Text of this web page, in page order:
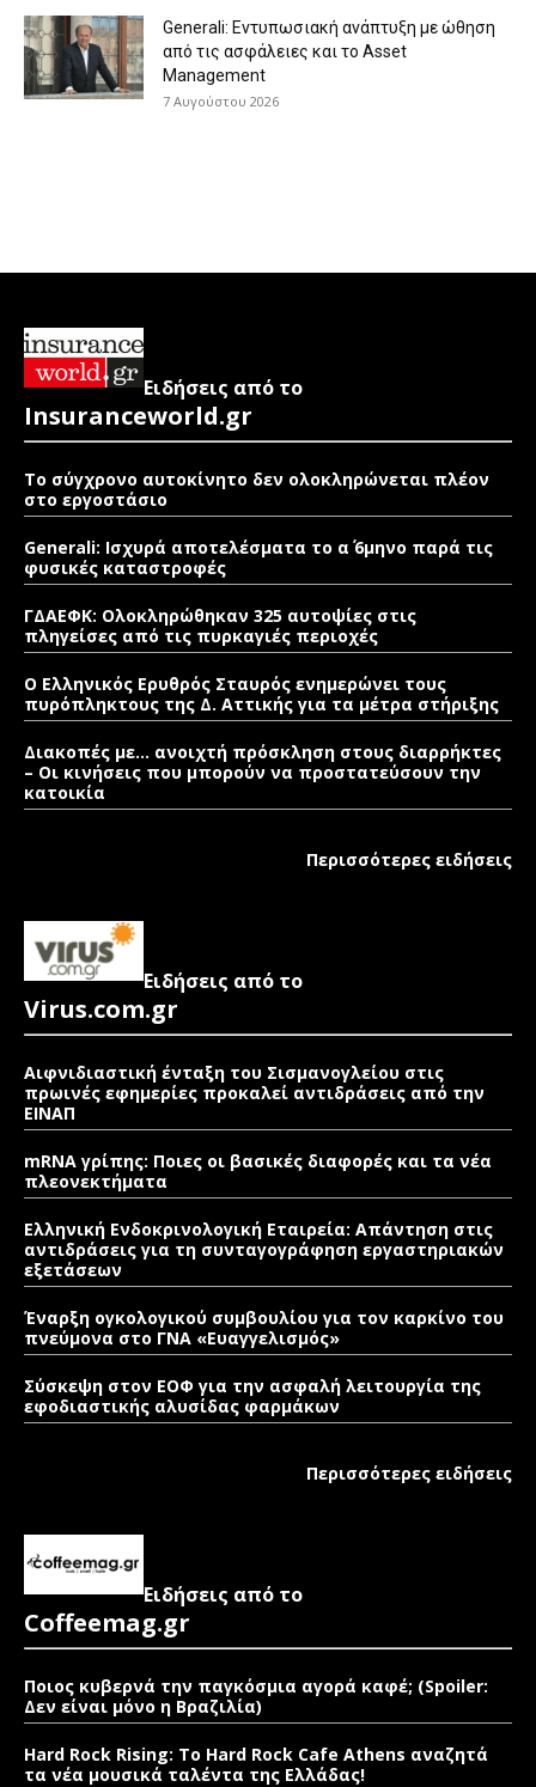
Generali: Eντυπωσιακή ανάπτυξη με ώθηση
από τις ασφάλειες και το Asset
Management
7 Αυγούστου 2026
Ειδήσεις από το
Insuranceworld.gr
Το σύγχρονο αυτοκίνητο δεν ολοκληρώνεται πλέον
στο εργοστάσιο
Generali: Ισχυρά αποτελέσματα το α΄ 6μηνο παρά τις
φυσικές καταστροφές
ΓΔΑΕΦΚ: Ολοκληρώθηκαν 325 αυτοψίες στις
πληγείσες από τις πυρκαγιές περιοχές
Ο Ελληνικός Ερυθρός Σταυρός ενημερώνει τους
πυρόπληκτους της Δ. Αττικής για τα μέτρα στήριξης
Διακοπές με… ανοιχτή πρόσκληση στους διαρρήκτες
– Οι κινήσεις που μπορούν να προστατεύσουν την
κατοικία
Περισσότερες ειδήσεις
Ειδήσεις από το
Virus.com.gr
Αιφνιδιαστική ένταξη του Σισμανογλείου στις
πρωινές εφημερίες προκαλεί αντιδράσεις από την
ΕΙΝΑΠ
mRNA γρίπης: Ποιες οι βασικές διαφορές και τα νέα
πλεονεκτήματα
Ελληνική Ενδοκρινολογική Εταιρεία: Απάντηση στις
αντιδράσεις για τη συνταγογράφηση εργαστηριακών
εξετάσεων
Έναρξη ογκολογικού συμβουλίου για τον καρκίνο του
πνεύμονα στο ΓΝΑ «Ευαγγελισμός»
Σύσκεψη στον ΕΟΦ για την ασφαλή λειτουργία της
εφοδιαστικής αλυσίδας φαρμάκων
Περισσότερες ειδήσεις
Ειδήσεις από το
Coffeemag.gr
Ποιος κυβερνά την παγκόσμια αγορά καφέ; (Spoiler:
Δεν είναι μόνο η Βραζιλία)
Hard Rock Rising: Το Hard Rock Cafe Athens αναζητά
τα νέα μουσικά ταλέντα της Ελλάδας!